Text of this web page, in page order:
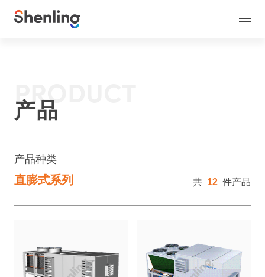
PRODUCT
产品
产品种类
直膨式系列 共 12 件产品